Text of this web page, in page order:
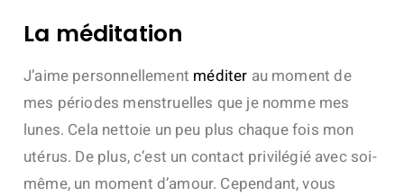
La méditation
J’aime personnellement méditer au moment de
mes périodes menstruelles que je nomme mes
lunes. Cela nettoie un peu plus chaque fois mon
utérus. De plus, c’est un contact privilégié avec soi-
même, un moment d’amour. Cependant, vous